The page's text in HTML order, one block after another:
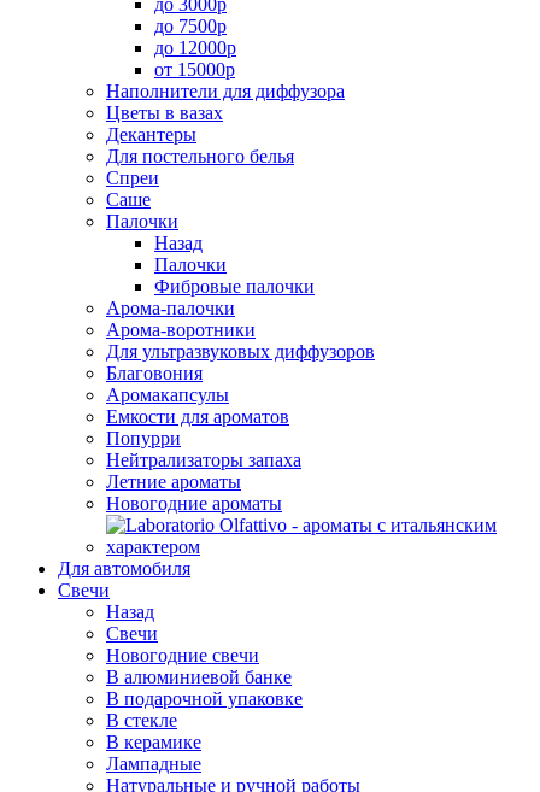
до 3000р
до 7500р
до 12000р
от 15000р
Наполнители для диффузора
Цветы в вазах
Декантеры
Для постельного белья
Спреи
Саше
Палочки
Назад
Палочки
Фибровые палочки
Арома-палочки
Арома-воротники
Для ультразвуковых диффузоров
Благовония
Аромакапсулы
Емкости для ароматов
Попурри
Нейтрализаторы запаха
Летние ароматы
Новогодние ароматы
Для автомобиля
Свечи
Назад
Свечи
Новогодние свечи
В алюминиевой банке
В подарочной упаковке
В стекле
В керамике
Лампадные
Натуральные и ручной работы